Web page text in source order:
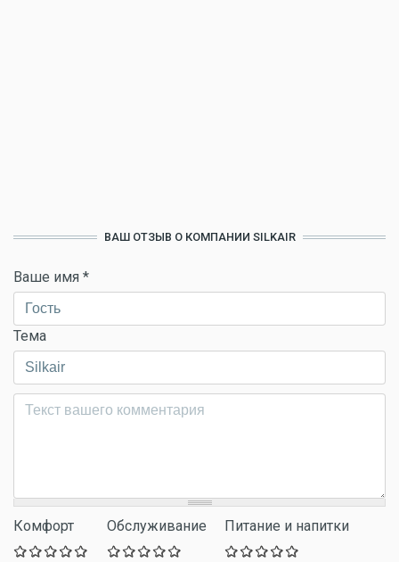
ВАШ ОТЗЫВ О КОМПАНИИ SILKAIR
Ваше имя *
Тема
Комментарий*
Комфорт Обслуживание Питание и напитки